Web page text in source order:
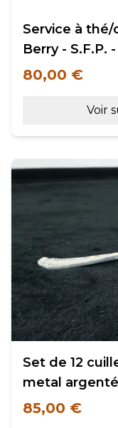
Service à
Berry - S.F.P.
80,00 €
Voir
Set de 12
metal
85,00 €